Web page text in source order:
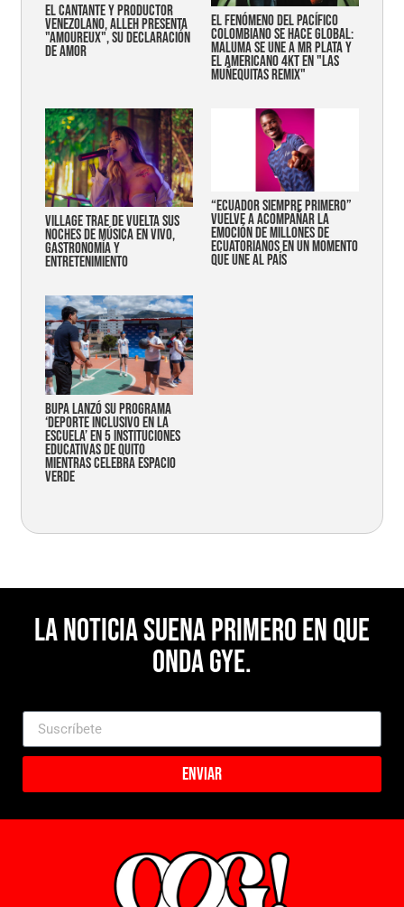
EL CANTANTE Y PRODUCTOR
VENEZOLANO, ALLEH PRESENTA
"AMOUREUX", SU DECLARACIÓN
DE AMOR
EL FENÓMENO DEL PACÍFICO
COLOMBIANO SE HACE GLOBAL:
MALUMA SE UNE A MR PLATA Y
EL AMERICANO 4KT EN "LAS
MUÑEQUITAS REMIX"
Village trae de vuelta sus
noches de música en vivo,
gastronomía y
entretenimiento
“Ecuador siempre primero”
vuelve a acompañar la
emoción de millones de
ecuatorianos en un momento
que une al país
Bupa lanzó su programa
‘Deporte Inclusivo en la
Escuela’ en 5 instituciones
educativas de Quito
mientras celebra espacio
verde
La noticia suena primero en Que
Onda Gye.
Enviar